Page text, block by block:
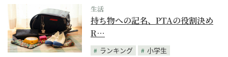
生活
持ち物への記名、PTAの役割決め
R…
ランキング
小学生